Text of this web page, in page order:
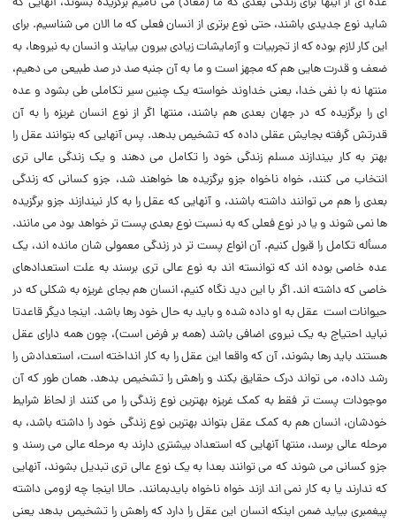
شاید نوع جدیدى باشند، حتى نوع برترى از انسان فعلى که ما الان مى شناسیم. براى
این کار لازم بوده که از تجربیات و آزمایشات زیادى بیرون بیایند و انسان به نیروها، به
ضعف و قدرت هایى هم که مجهز است و ما به آن جنبه صد در صد طبیعى مى دهیم،
منتها نه با نفى خدا، یعنى خداوند خواسته یک چنین سیر تکاملى طى بشود و عده
اى را برگزیده که در جهان بعدى هم باشند، منتها اگر از نوع انسان غریزه را به آن
قدرتش گرفته بجایش عقلى داده که تشخیص بدهد. پس آنهایى که بتوانند عقل را
بهتر به کار بیندازند مسلم زندگى خود را تکامل مى دهند و یک زندگى عالى ترى
انتخاب مى کنند، خواه ناخواه جزو برگزیده ها خواهند شد، جزو کسانى که زندگى
بعدى را هم مى توانند داشته باشند، و آنهایى که عقل را به کار نیندازند جزو برگزیده
ها نمى شوند و یا در نوع فعلى که به نسبت نوع بعدى پست تر خواهد بود مى مانند.
مسأله تکامل را قبول کنیم. آن انواع پست تر در زندگى معمولى شان مانده اند، یک
عده خاصى بوده اند که توانسته اند به نوع عالى ترى برسند به علت استعدادهاى
خاصى که داشته اند. اگر با این دید نگاه کنیم، انسان هم بجاى غریزه به شکلى که در
حیوانات است عقل به او داده شده و باید به حال خود رها باشد. اینجا دیگر قاعدتا
نباید احتیاج به یک نیروى اضافى باشد (‌همه بر فرض است)، چون همه داراى عقل
هستند باید رها بشوند، آن که واقعا این عقل را به کار انداخته است، استعدادش را
رشد داده، مى تواند درک حقایق بکند و راهش را تشخیص بدهد. همان طور که آن
موجودات پست تر فقط به کمک غریزه بهترین نوع زندگى را مى کنند از لحاظ شرایط
خودشان، انسان هم به کمک عقل بتواند بهترین نوع زندگى خود را داشته باشد، به
مرحله عالى برسد، منتها آنهایى که استعداد بیشترى دارند به مرحله عالى مى رسند و
جزو کسانى مى شوند که مى توانند بعدا به یک نوع عالى ترى تبدیل بشوند، آنهایى
که ندارند یا به کار نمى اند ازند خواه ناخواه بایدبمانند. حالا اینجا چه لزومى داشته
پیغمبرى بیاید ضمن اینکه انسان این عقل را دارد که راهش را تشخیص بدهد یعنى